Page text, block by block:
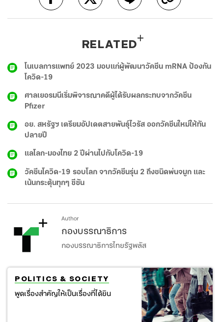
RELATED
โนเบลการแพทย์ 2023 มอบแก่ผู้พัฒนาวัคซีน mRNA ป้องกัน
โควิด-19
ศาลเยอรมนีเริ่มพิจารณาคดีผู้ได้รับผลกระทบจากวัคซีน
Pfizer
อย. สหรัฐฯ เตรียมอัปเดตสายพันธุ์ไวรัส ออกวัคซีนใหม่ให้ทัน
ปลายปี
แลโลก-มองไทย 2 ปีผ่านไปกับโควิด-19
วัคซีนโควิด-19 รอบโลก จากวัคซีนรุ่น 2 ถึงชนิดพ่นจมูก และ
เน้นกระตุ้นทุกๆ ซีซัน
Author
กองบรรณาธิการ
กองบรรณาธิการไทยรัฐพลัส
POLITICS & SOCIETY
พูดเรื่องสำคัญให้เป็นเรื่องที่ได้ยิน